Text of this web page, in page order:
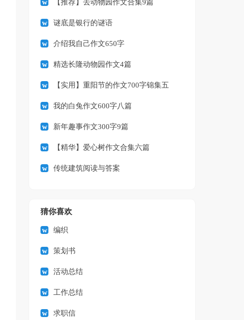
【推荐】去动物园作文合集9篇
谜底是银行的谜语
介绍我自己作文650字
精选长隆动物园作文4篇
【实用】重阳节的作文700字锦集五
篇 我的白兔作文600字八篇
新年趣事作文300字9篇
【精华】爱心树作文合集六篇
传统建筑阅读与答案
猜你喜欢
编织
策划书
活动总结
工作总结
求职信